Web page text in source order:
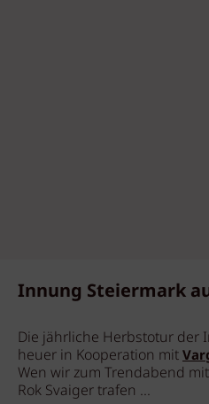
Innung Steiermark
Die jährliche Herbstotur der
heuer in Kooperation mit
Wen wir zum Trendabend
Rok Svaiger trafen ...